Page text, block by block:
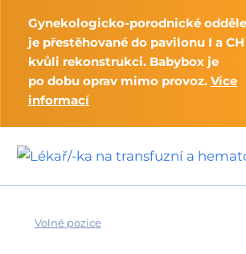
Gynekologicko-porodnické
je přestěhované do pavilonu I a CH
kvůli rekonstrukci. Babybox je
po dobu oprav mimo provoz. Více
informací
Volné pozice